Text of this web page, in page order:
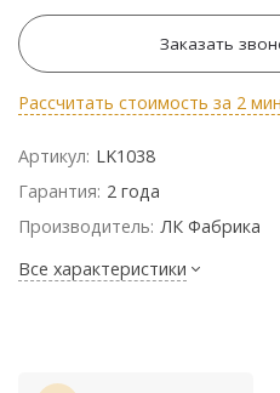
Заказать
Рассчитать стоимость за 2
Артикул: LK1038
Гарантия: 2 года
Производитель: ЛК Фабрика
Все характеристики